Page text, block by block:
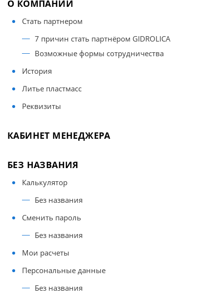
О КОМПАНИИ
Стать партнером
7 причин стать партнёром GIDROLICA
Возможные формы сотрудничества
История
Литье пластмасс
Реквизиты
КАБИНЕТ МЕНЕДЖЕРА
БЕЗ НАЗВАНИЯ
Калькулятор
Без названия
Сменить пароль
Без названия
Мои расчеты
Персональные данные
Без названия